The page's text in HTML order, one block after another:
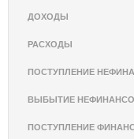
ДОХОДЫ
РАСХОДЫ
ПОСТУПЛЕНИЕ
ВЫБЫТИЕ
ПОСТУПЛЕНИЕ